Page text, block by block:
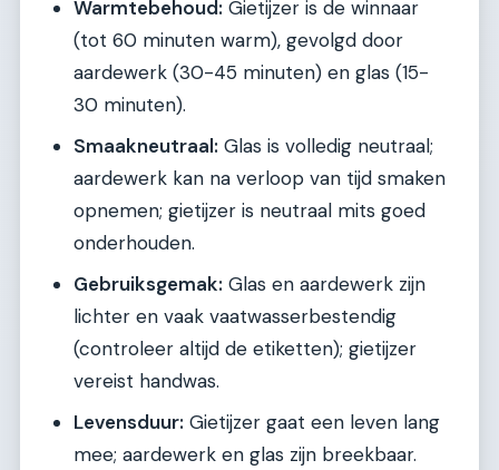
Warmtebehoud: Gietijzer is de winnaar
(tot 60 minuten warm), gevolgd door
aardewerk (30-45 minuten) en glas (15-
30 minuten).
Smaakneutraal: Glas is volledig neutraal;
aardewerk kan na verloop van tijd smaken
opnemen; gietijzer is neutraal mits goed
onderhouden.
Gebruiksgemak: Glas en aardewerk zijn
lichter en vaak vaatwasserbestendig
(controleer altijd de etiketten); gietijzer
vereist handwas.
Levensduur: Gietijzer gaat een leven lang
mee; aardewerk en glas zijn breekbaar.